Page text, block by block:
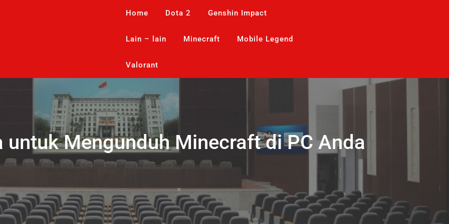
Home Dota 2 Genshin Impact
Lain – lain Minecraft Mobile Legend
Valorant
untuk Mengunduh Minecraft di PC Anda